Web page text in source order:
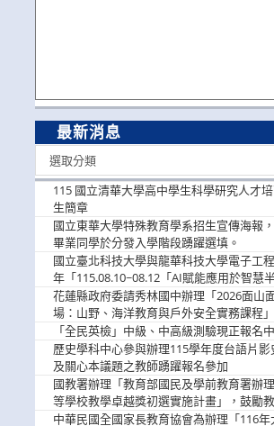
最新消息
選取分類
115 國立清華大學高中學生科學研究人才
生簡章
國立東華大學特殊教育學系招生宣傳海報
畢業同學於分發入學階段踴躍選填。
國立臺北科技大學與龍華科技大學電子工
年「115.08.10~08.12「AI賦能應用於智慧
歡迎學生踴躍報名參加
花蓮縣政府委請秀林國中辦理「2026面山
場：山野、海洋教育與戶外安全實務課程
參加
「全民英檢」中級、中高級測驗現正報名中
歷史學科中心參與辦理115學年度台語片
及關心本議題之教師踴躍報名參加
國教署辦理「教育部國民及學前教育署辦
等學校教學卓越獎初選實施計畫」，鼓勵
中華民國全國家長教育協會為辦理「116